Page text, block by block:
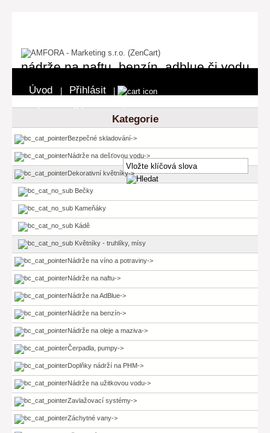
nádrže na naftu, benzín, adblue či vodu
Úvod Přihlásit
Kategorie
Bezpečné skladování->
Nádrže na dešťovou vodu->
Dekorativní květníky->
Bečky
Kameňáky
Kádě
Květníky - truhlíky, mísy
Nádrže na víno a potraviny->
Nádrže na naftu->
Nádrže na AdBlue->
Nádrže na benzín->
Nádrže na oleje a maziva->
Čerpadla, pumpy->
Doplňky nádrží na PHM->
Nádrže na užitkovou vodu->
Zavlažovací systémy->
Záchytné vany->